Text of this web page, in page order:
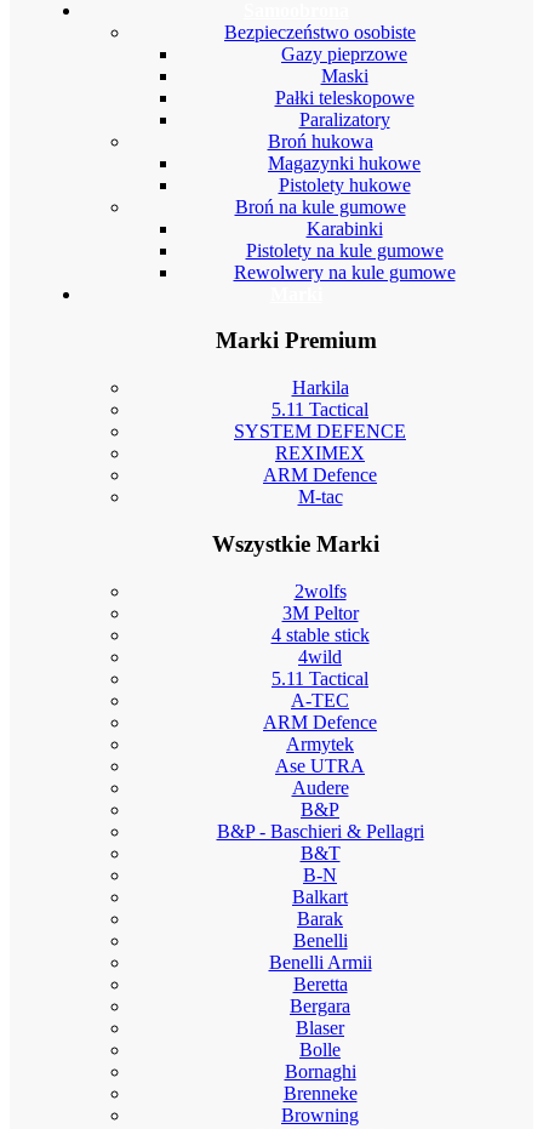
Bezpieczeństwo osobiste
Gazy pieprzowe
Maski
Pałki teleskopowe
Paralizatory
Broń hukowa
Magazynki hukowe
Pistolety hukowe
Broń na kule gumowe
Karabinki
Pistolety na kule gumowe
Rewolwery na kule gumowe
Marki Premium
Harkila
5.11 Tactical
SYSTEM DEFENCE
REXIMEX
ARM Defence
M-tac
Wszystkie Marki
2wolfs
3M Peltor
4 stable stick
4wild
5.11 Tactical
A-TEC
ARM Defence
Armytek
Ase UTRA
Audere
B&P
B&P - Baschieri & Pellagri
B&T
B-N
Balkart
Barak
Benelli
Benelli Armii
Beretta
Bergara
Blaser
Bolle
Bornaghi
Brenneke
Browning